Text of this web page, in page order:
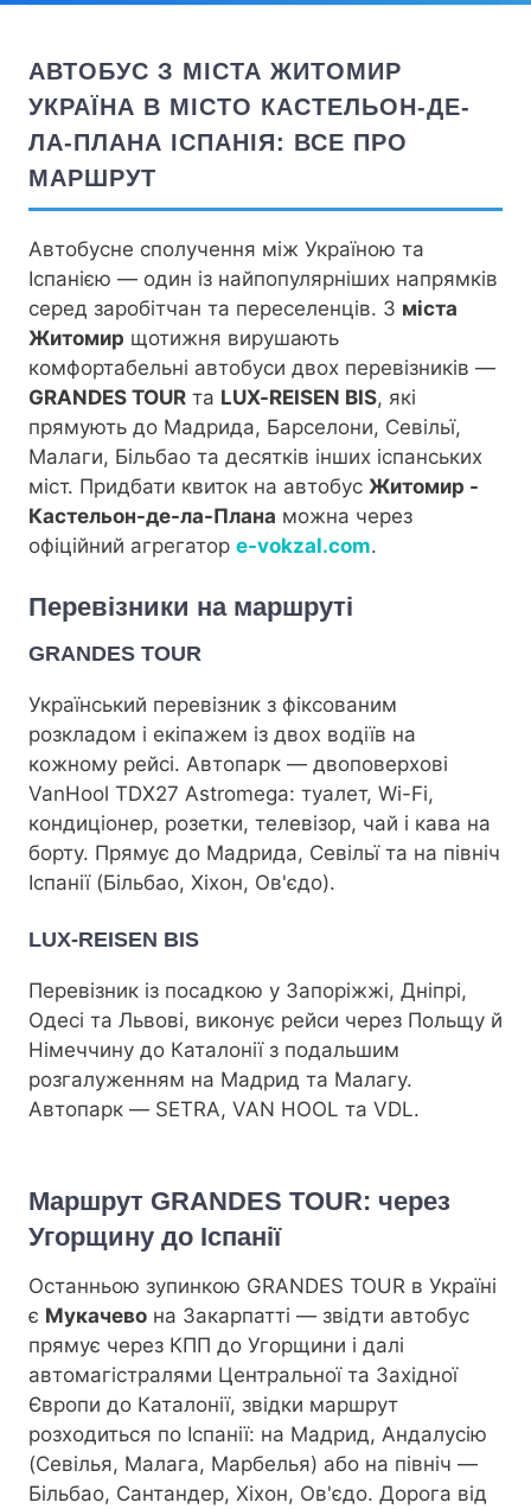
АВТОБУС З МІСТА ЖИТОМИР
УКРАЇНА В МІСТО КАСТЕЛЬОН-ДЕ-
ЛА-ПЛАНА ІСПАНІЯ: ВСЕ ПРО
МАРШРУТ
Автобусне сполучення між Україною та
Іспанією — один із найпопулярніших напрямків
серед заробітчан та переселенців. З міста
Житомир щотижня вирушають
комфортабельні автобуси двох перевізників —
GRANDES TOUR та LUX-REISEN BIS, які
прямують до Мадрида, Барселони, Севільї,
Малаги, Більбао та десятків інших іспанських
міст. Придбати квиток на автобус Житомир -
Кастельон-де-ла-Плана можна через
офіційний агрегатор e-vokzal.com.
Перевізники на маршруті
GRANDES TOUR
Український перевізник з фіксованим
розкладом і екіпажем із двох водіїв на
кожному рейсі. Автопарк — двоповерхові
VanHool TDX27 Astromega: туалет, Wi-Fi,
кондиціонер, розетки, телевізор, чай і кава на
борту. Прямує до Мадрида, Севільї та на північ
Іспанії (Більбао, Хіхон, Ов'єдо).
LUX-REISEN BIS
Перевізник із посадкою у Запоріжжі, Дніпрі,
Одесі та Львові, виконує рейси через Польщу й
Німеччину до Каталонії з подальшим
розгалуженням на Мадрид та Малагу.
Автопарк — SETRA, VAN HOOL та VDL.
Маршрут GRANDES TOUR: через
Угорщину до Іспанії
Останньою зупинкою GRANDES TOUR в Україні
є Мукачево на Закарпатті — звідти автобус
прямує через КПП до Угорщини і далі
автомагістралями Центральної та Західної
Європи до Каталонії, звідки маршрут
розходиться по Іспанії: на Мадрид, Андалусію
(Севілья, Малага, Марбелья) або на північ —
Більбао, Сантандер, Хіхон, Ов'єдо. Дорога від